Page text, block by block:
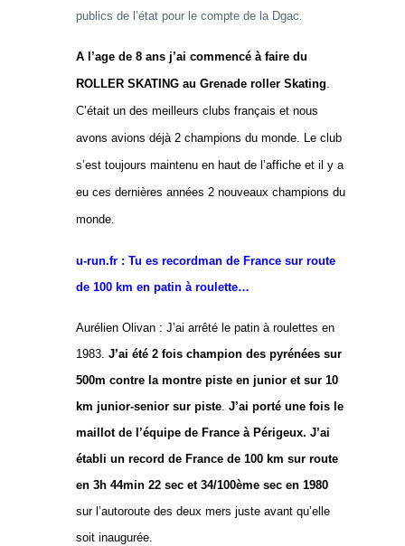
publics de l’état pour le compte de la Dgac.
A l’age de 8 ans j’ai commencé à faire du
ROLLER SKATING au Grenade roller Skating
C’était un des meilleurs clubs français et nous
avons avions déjà 2 champions du monde. Le club
s’est toujours maintenu en haut de l’affiche et il y a
eu ces dernières années 2 nouveaux champions du
monde.
u-run.fr : Tu es recordman de France sur route
de 100 km en patin à roulette…
Aurélien Olivan : J’ai arrêté le patin à roulettes en
1983. J’ai été 2 fois champion des pyrénées sur
500m contre la montre piste en junior et sur 10
km junior-senior sur piste J’ai porté une fois le
maillot de l’équipe de France à Périgeux. J’ai
établi un record de France de 100 km sur route
en 3h 44min 22 sec et 34/100ème sec en 1980
sur l’autoroute des deux mers juste avant qu’elle
soit inaugurée.